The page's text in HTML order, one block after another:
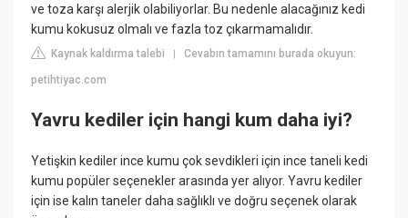
ve toza karşı alerjik olabiliyorlar. Bu nedenle alacağınız kedi
kumu kokusuz olmalı ve fazla toz çıkarmamalıdır.
Kaynak kaldırma talebi |Cevabın tamamını burada okuyun:
petihtiyac.com
Yavru kediler için hangi kum daha iyi?
Yetişkin kediler ince kumu çok sevdikleri için ince taneli kedi
kumu popüler seçenekler arasında yer alıyor. Yavru kediler
için ise kalın taneler daha sağlıklı ve doğru seçenek olarak